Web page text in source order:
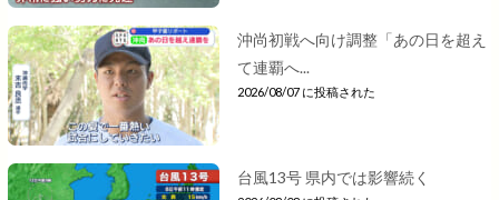
沖尚初戦へ向け調整「あの日を超え
て連覇へ...
2026/08/07 に投稿された
台風13号 県内では影響続く